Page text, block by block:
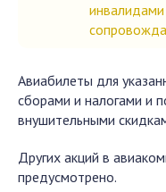
инвалидами
Авиабилеты для
сборами и налогами и
внушительными
Других акций в
предусмотрено.